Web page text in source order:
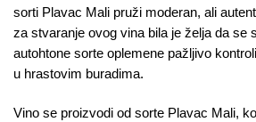
sorti Plavac Mali pruži moderan, ali
za stvaranje ovog vina bila je želja da se
autohtone sorte oplemene pažljivo
u hrastovim buradima.
Vino se proizvodi od sorte Plavac Mali,